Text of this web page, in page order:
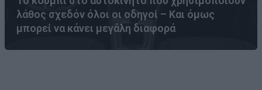
λάθος σχεδόν όλοι οι οδηγοί – Και όμως
μπορεί να κάνει μεγάλη διαφορά